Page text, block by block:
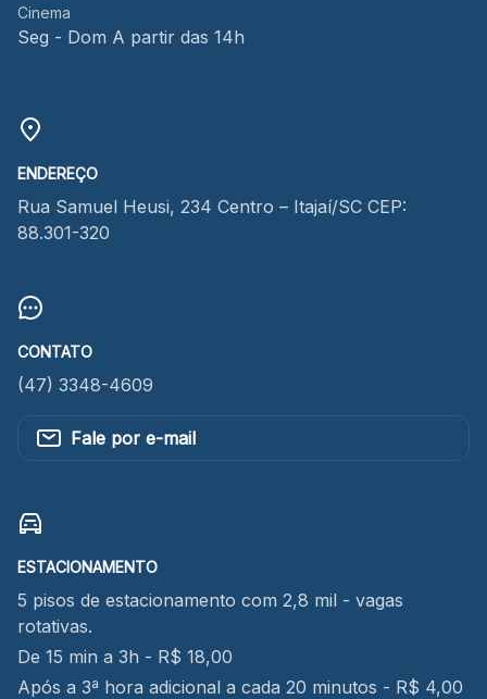
Cinema
Seg - Dom A partir das 14h
ENDEREÇO
Rua Samuel Heusi, 234 Centro – Itajaí/SC CEP:
88.301-320
CONTATO
(47) 3348-4609
Fale por e-mail
ESTACIONAMENTO
5 pisos de estacionamento com 2,8 mil - vagas
rotativas.
De 15 min a 3h - R$ 18,00
Após a 3ª hora adicional a cada 20 minutos - R$ 4,00